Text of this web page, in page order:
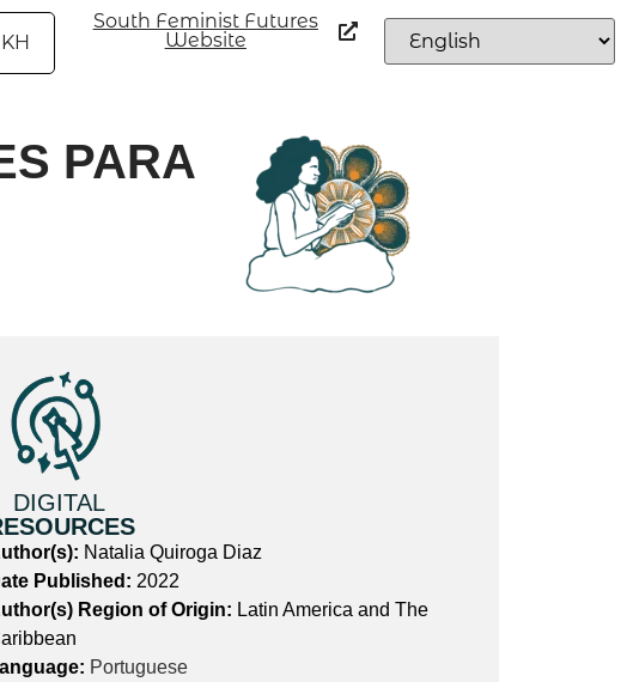
South Feminist Futures
Website
PARA
DIGITAL
Natalia Quiroga Diaz
Published: 2022
Region of Origin: Latin America and The
Portuguese